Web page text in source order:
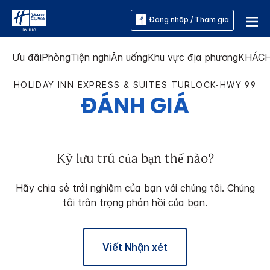
Đăng nhập / Tham gia
Ưu đãiPhòngTiện nghiĂn uốngKhu vực địa phương
HOLIDAY INN EXPRESS & SUITES TURLOCK-HWY 99
ĐÁNH GIÁ
Kỳ lưu trú của bạn thế nào?
Hãy chia sẻ trải nghiệm của bạn với chúng tôi. Chúng
tôi trân trọng phản hồi của bạn.
Viết Nhận xét